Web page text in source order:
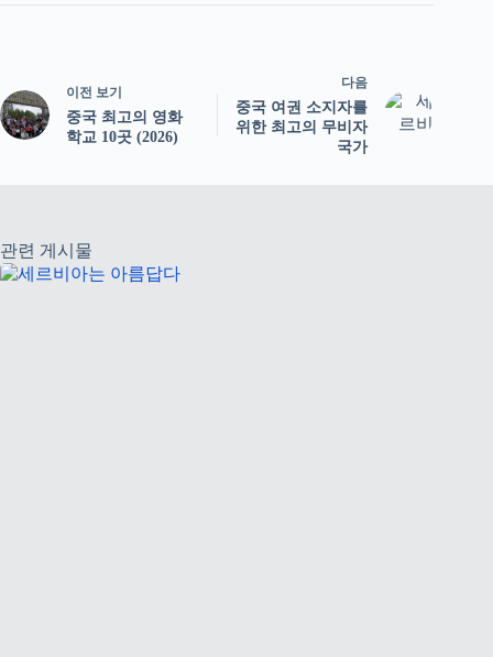
이전 보기
중국 최고의 영화
학교 10곳 (2026)
다음
중국 여권 소지자를
위한 최고의 무비자
국가
관련 게시물